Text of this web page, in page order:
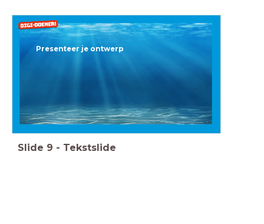
Presenteer je ontwerp
Slide 9 - Tekstslide